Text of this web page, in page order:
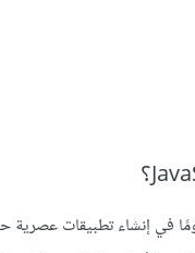
في إنشاء تطبيقات